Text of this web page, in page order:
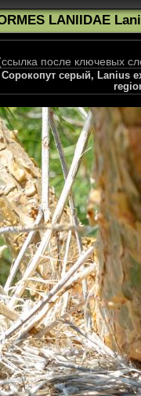
LANIIDAE
после ключевых
серый, Lanius